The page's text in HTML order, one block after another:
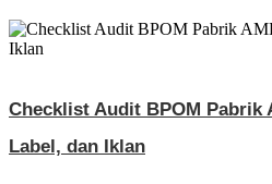
Checklist Audit BPOM Pabrik
Label, dan Iklan